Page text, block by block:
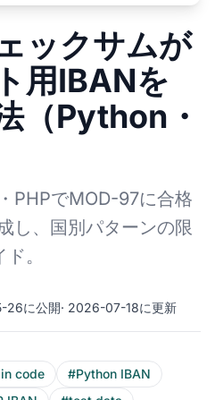
ックサムが
用IBANを
（Python・
PHPでMOD-97に合格
し、国別パターンの限
。
26に公開· 2026-07-18に更新
code
#Python IBAN